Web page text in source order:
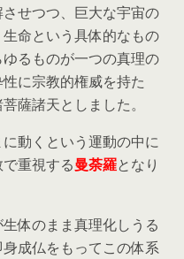
せつつ、巨大な宇宙の
命という具体的なもの
るものが一つの真理の
に宗教的権威を持た
薩諸天としました。
動くという運動の中に
重視する曼荼羅となり
体のまま真理化しうる
成仏をもってこの体系